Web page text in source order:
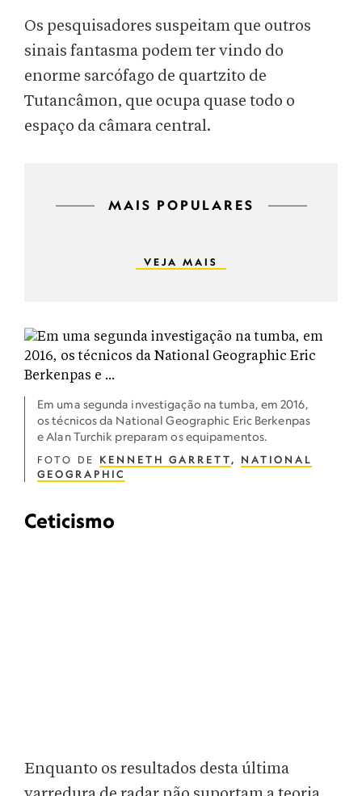
Os pesquisadores suspeitam que outros
sinais fantasma podem ter vindo do
enorme sarcófago de quartzito de
Tutancâmon, que ocupa quase todo o
espaço da câmara central.
MAIS POPULARES
VEJA MAIS
Em uma segunda investigação na tumba, em 2016,
os técnicos da National Geographic Eric Berkenpas
e Alan Turchik preparam os equipamentos.
FOTO DE KENNETH GARRETT, NATIONAL
GEOGRAPHIC
Ceticismo
Enquanto os resultados desta última